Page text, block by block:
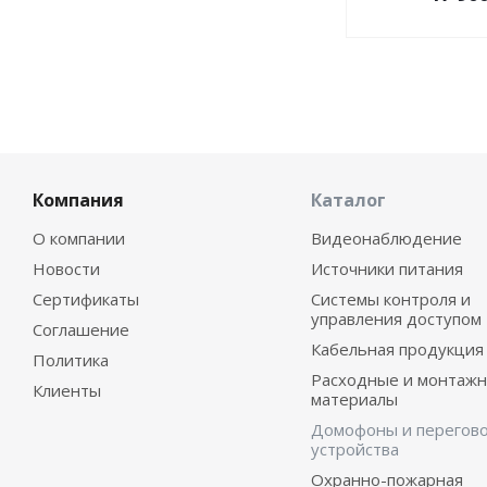
Компания
О компании
Новости
Сертификаты
Соглашение
Политика
Клиенты
Каталог
Видеонаблюдение
Источники питания
Системы контроля и
управления доступом
Кабельная продукция
Расходные и
материалы
Домофоны и
устройства
Охранно-пожарная